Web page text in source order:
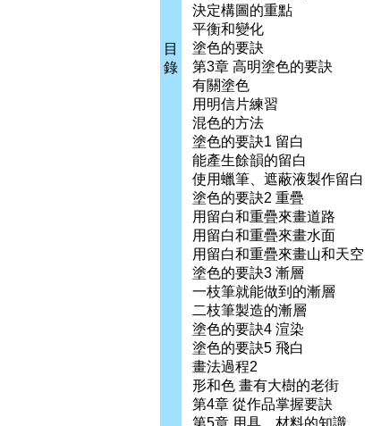
目
錄
決定構圖的重點
平衡和變化
塗色的要訣
第3章 高明塗色的要訣
有關塗色
用明信片練習
混色的方法
塗色的要訣1 留白
能產生餘韻的留白
使用蠟筆、遮蔽液製作留白
塗色的要訣2 重疊
用留白和重疊來畫道路
用留白和重疊來畫水面
用留白和重疊來畫山和天空
塗色的要訣3 漸層
一枝筆就能做到的漸層
二枝筆製造的漸層
塗色的要訣4 渲染
塗色的要訣5 飛白
畫法過程2
形和色 畫有大樹的老街
第4章 從作品掌握要訣
第5章 用具、材料的知識